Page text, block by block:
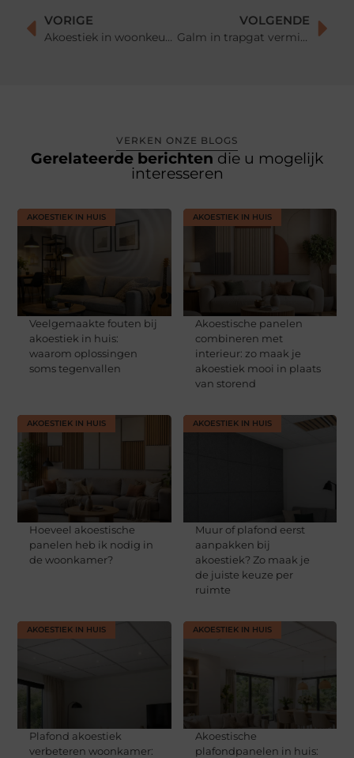
VORIGE
Akoestiek in woonkeuken verbeteren: zo maak je koken, eten en wonen samen rustiger
VOLGENDE
Galm in trapgat verminderen: zo maak je een open trapruimte rustiger en comfortabeler
VERKEN ONZE BLOGS
Gerelateerde berichten die u mogelijk
interesseren
AKOESTIEK IN HUIS
Veelgemaakte fouten bij
akoestiek in huis:
waarom oplossingen
soms tegenvallen
AKOESTIEK IN HUIS
Akoestische panelen
combineren met
interieur: zo maak je
akoestiek mooi in plaats
van storend
AKOESTIEK IN HUIS
Hoeveel akoestische
panelen heb ik nodig in
de woonkamer?
AKOESTIEK IN HUIS
Muur of plafond eerst
aanpakken bij
akoestiek? Zo maak je
de juiste keuze per
ruimte
AKOESTIEK IN HUIS
Plafond akoestiek
verbeteren woonkamer:
AKOESTIEK IN HUIS
Akoestische
plafondpanelen in huis: